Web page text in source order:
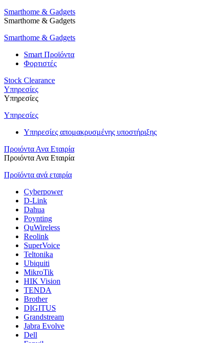
Smarthome & Gadgets
Smarthome & Gadgets
Smarthome & Gadgets
Smart Προϊόντα
Φορτιστές
Stock Clearance
Υπηρεσίες
Υπηρεσίες
Υπηρεσίες
Υπηρεσίες απομακρυσμένης υποστήριξης
Προιόντα Ανα Εταιρία
Προιόντα Ανα Εταιρία
Προϊόντα ανά εταιρία
Cyberpower
D-Link
Dahua
Poynting
QuWireless
Reolink
SuperVoice
Teltonika
Ubiquiti
MikroTik
HIK Vision
TENDA
Brother
DIGITUS
Grandstream
Jabra Evolve
Dell